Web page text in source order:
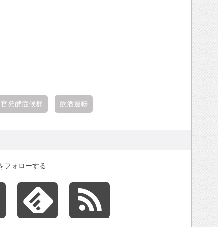
発酵症候群 飲酒運転
フォローする